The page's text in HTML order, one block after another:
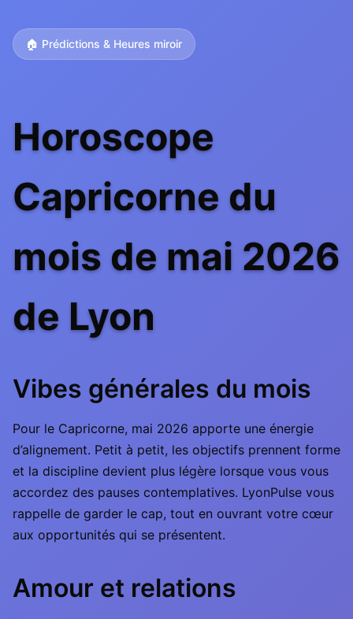
🏠 Prédictions & Heures miroir
Horoscope
Capricorne du
mois de mai 2026
de Lyon
Vibes générales du mois
Pour le Capricorne, mai 2026 apporte une énergie
d’alignement. Petit à petit, les objectifs prennent forme
et la discipline devient plus légère lorsque vous vous
accordez des pauses contemplatives. LyonPulse vous
rappelle de garder le cap, tout en ouvrant votre cœur
aux opportunités qui se présentent.
Amour et relations